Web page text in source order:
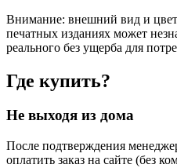
Внимание: внешний вид и
печатных изданиях может
реального без ущерба для
Где купить?
Не выходя из дома
После подтверждения
оплатить заказ на сайте (без